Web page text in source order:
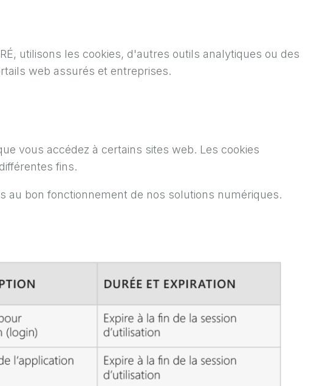
utilisons les cookies, d'autres outils analytiques ou des
web assurés et entreprises.
vous accédez à certains sites web. Les cookies
fins.
au bon fonctionnement de nos solutions numériques.